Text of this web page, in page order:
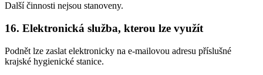
Další činnosti nejsou stanoveny.
16. Elektronická služba, kterou lze využít
Podnět lze zaslat elektronicky na e-mailovou adresu příslušné
krajské hygienické stanice.